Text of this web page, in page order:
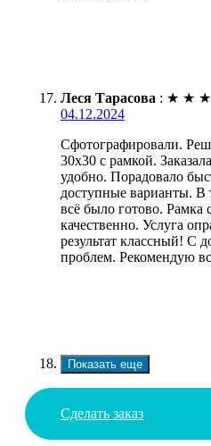
Леся Тарасова : ★ ★ ★
04.12.2024
Сфотографировали.
30х30 с рамкой.
удобно. Порадовало
доступные варианты. В
всё было готово. Рамка
качественно. Услуга
результат классный! С
проблем. Рекомендую
Показать еще
Сделать заказ